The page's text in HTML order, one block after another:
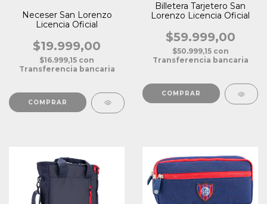
Neceser San Lorenzo
Licencia Oficial
$19.999,00
$16.999,15 con
Transferencia bancaria
Billetera Tarjetero San
Lorenzo Licencia Oficial
$59.999,00
$50.999,15 con
Transferencia bancaria